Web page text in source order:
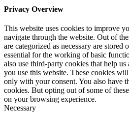
Privacy Overview
This website uses cookies to improve
navigate through the website. Out of
are categorized as necessary are stored
essential for the working of basic
also use third-party cookies that help
you use this website. These cookies
only with your consent. You also have
cookies. But opting out of some of
on your browsing experience.
Necessary